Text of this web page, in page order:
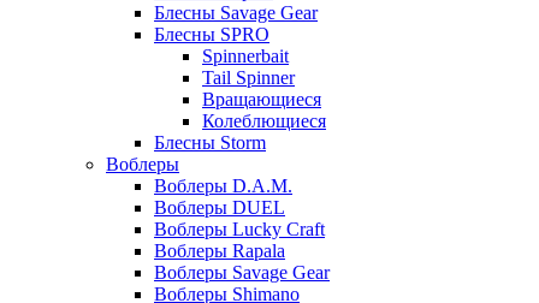
Блесны Savage Gear
Блесны SPRO
Spinnerbait
Tail Spinner
Вращающиеся
Колеблющиеся
Блесны Storm
Воблеры
Воблеры D.A.M.
Воблеры DUEL
Воблеры Lucky Craft
Воблеры Rapala
Воблеры Savage Gear
Воблеры Shimano